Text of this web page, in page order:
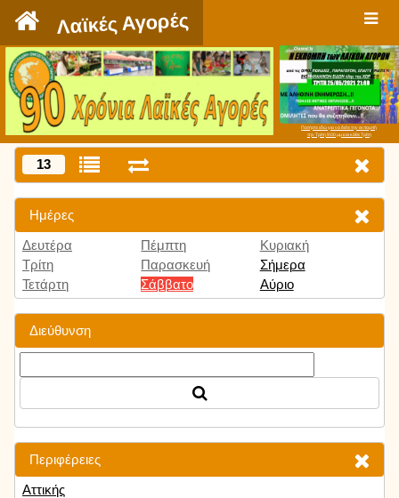
Λαϊκές Αγορές
Πατήστε εδώ για να δείτε την εκπομπή
την Τρίτη 9:00 μμ και κάθε Τρίτη
13
Ημέρες
Δευτέρα
Τρίτη
Τετάρτη
Πέμπτη
Παρασκευή
Σάββατο
Κυριακή
Σήμερα
Αύριο
Διεύθυνση
Περιφέρειες
Αττικής